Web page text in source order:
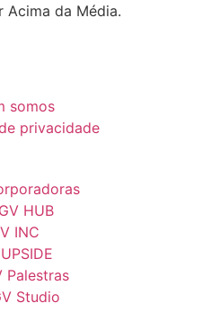
Acima da Média.
somos
privacidade
HUB
INC
Palestras
Studio